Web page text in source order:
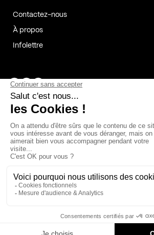
Contactez-nous
À propos
Infolettre
Page Facebook de Kollectif
Page Instagram de Kollectif
Page Linkedin de Kollectif
Bâtiment-Durable-Québec-1
Esquisses-1
MP-1 v2com-1
Cookies